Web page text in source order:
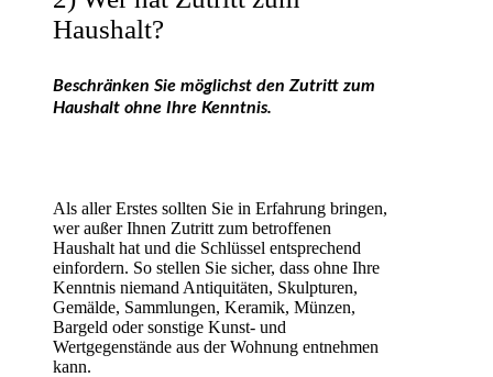
Haushalt?
Beschränken Sie möglichst den Zutritt zum
Haushalt ohne Ihre Kenntnis.
Als aller Erstes sollten Sie in Erfahrung bringen,
wer außer Ihnen Zutritt zum betroffenen
Haushalt hat und die Schlüssel entsprechend
einfordern. So stellen Sie sicher, dass ohne Ihre
Kenntnis niemand Antiquitäten, Skulpturen,
Gemälde, Sammlungen, Keramik, Münzen,
Bargeld oder sonstige Kunst- und
Wertgegenstände aus der Wohnung entnehmen
kann.